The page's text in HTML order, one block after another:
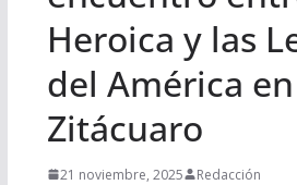
Heroica y las
del América en
Zitácuaro
21 noviembre, 2025 Redacción